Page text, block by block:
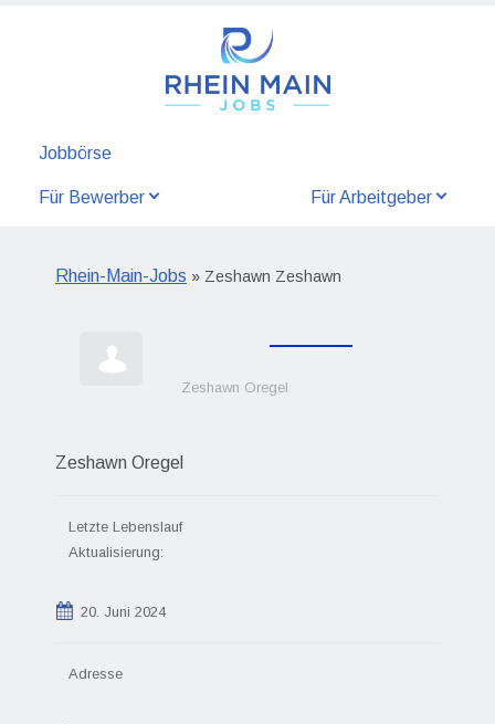
Jobbörse
Für Bewerber Für Arbeitgeber
Rhein-Main-Jobs » Zeshawn Zeshawn
Zeshawn Oregel
Zeshawn Oregel
Letzte Lebenslauf
Aktualisierung:
20. Juni 2024
Adresse